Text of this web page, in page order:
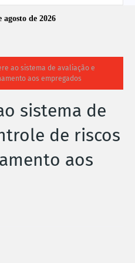
agosto de 2026
ao sistema de avaliação e
aos empregados
sistema de
de riscos
aos